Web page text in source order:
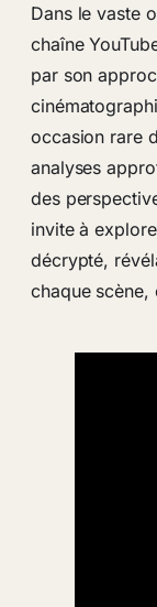
Dans le vaste
chaîne
par son
occasion rare
analyses
des
invite à
décrypté,
chaque scène,